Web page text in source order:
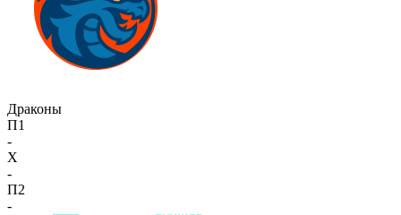
Драконы
П1
-
X
-
П2
-